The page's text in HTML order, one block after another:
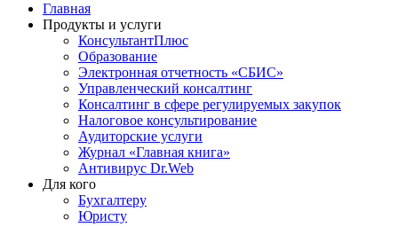
Главная
Продукты и услуги
КонсультантПлюс
Образование
Электронная отчетность «СБИС»
Управленческий консалтинг
Консалтинг в сфере регулируемых закупок
Налоговое консультирование
Аудиторские услуги
Журнал «Главная книга»
Антивирус Dr.Web
Для кого
Бухгалтеру
Юристу